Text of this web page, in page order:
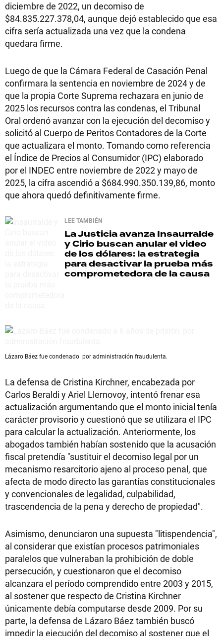
diciembre de 2022, un decomiso de
$84.835.227.378,04, aunque dejó establecido que esa
cifra sería actualizada una vez que la condena
quedara firme.
Luego de que la Cámara Federal de Casación Penal
confirmara la sentencia en noviembre de 2024 y de
que la propia Corte Suprema rechazara en junio de
2025 los recursos contra las condenas, el Tribunal
Oral ordenó avanzar con la ejecución del decomiso y
solicitó al Cuerpo de Peritos Contadores de la Corte
que actualizara el monto. Tomando como referencia
el Índice de Precios al Consumidor (IPC) elaborado
por el INDEC entre noviembre de 2022 y mayo de
2025, la cifra ascendió a $684.990.350.139,86, monto
que ahora quedó definitivamente firme.
LEE TAMBIÉN
La Justicia avanza Insaurralde
y Cirio buscan anular el video
de los dólares: la estrategia
para desactivar la prueba más
comprometedora de la causa
Lázaro Báez fue condenado por administración fraudulenta.
La defensa de Cristina Kirchner, encabezada por
Carlos Beraldi y Ariel Llernovoy, intentó frenar esa
actualización argumentando que el monto inicial tenía
carácter provisorio y cuestionó que se utilizara el IPC
para calcular la actualización. Anteriormente, los
abogados también habían sostenido que la acusación
fiscal pretendía "sustituir el decomiso legal por un
mecanismo resarcitorio ajeno al proceso penal, que
afecta de modo directo las garantías constitucionales
y convencionales de legalidad, culpabilidad,
trascendencia de la pena y derecho de propiedad".
Asimismo, denunciaron una supuesta "litispendencia",
al considerar que existían procesos patrimoniales
paralelos que vulneraban la prohibición de doble
persecución, y cuestionaron que el decomiso
alcanzara el período comprendido entre 2003 y 2015,
al sostener que respecto de Cristina Kirchner
únicamente debía computarse desde 2009. Por su
parte, la defensa de Lázaro Báez también buscó
impedir la ejecución del decomiso al sostener que el